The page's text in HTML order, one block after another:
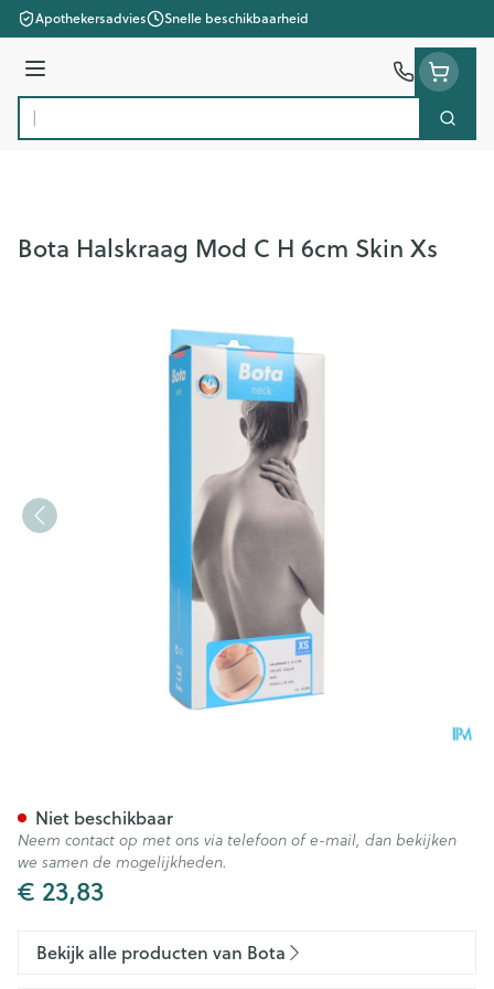
Ga naar de inhoud
Apothekersadvies Snelle beschikbaarheid
Menu
Product, merk, categorie... Zoek
Bota Halskraag Mod C H 6cm Skin Xs
€ 23,83
Niet beschikbaar
Neem contact op met ons via telefoon of e-mail, dan bekijken
we samen de mogelijkheden.
Bekijk alle producten van Bota